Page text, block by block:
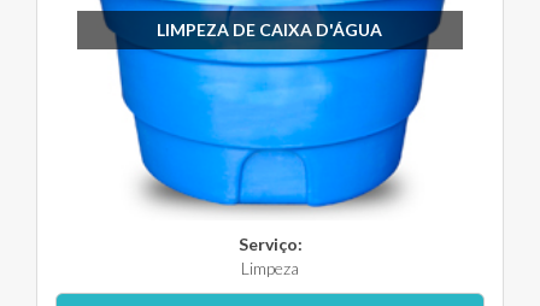
LIMPEZA DE CAIXA D'ÁGUA
Serviço:
Limpeza